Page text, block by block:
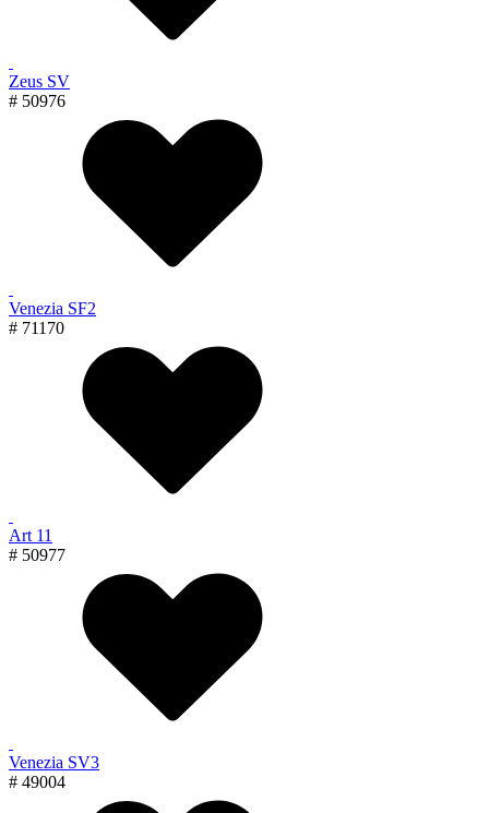
Zeus SV
# 50976
Venezia SF2
# 71170
Art 11
# 50977
Venezia SV3
# 49004